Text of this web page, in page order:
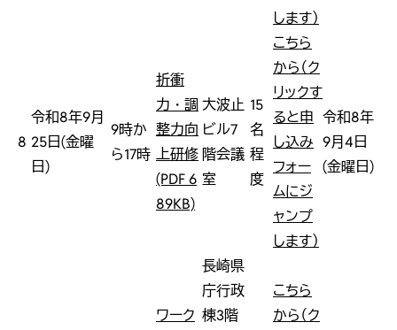
します）
8
令和8年9月
25日(金曜
日)
9時か
ら17時
折衝
力・調
整力向
上研修
(PDF 6
89KB)
大波止
ビル7
階会議
室
15
名
程
度
こちら
から（ク
リックす
ると申
し込み
フォー
ムにジ
ャンプ
します）
令和8年
9月4日
(金曜日)
ワーク
長崎県
庁行政
棟3階
こちら
から（ク